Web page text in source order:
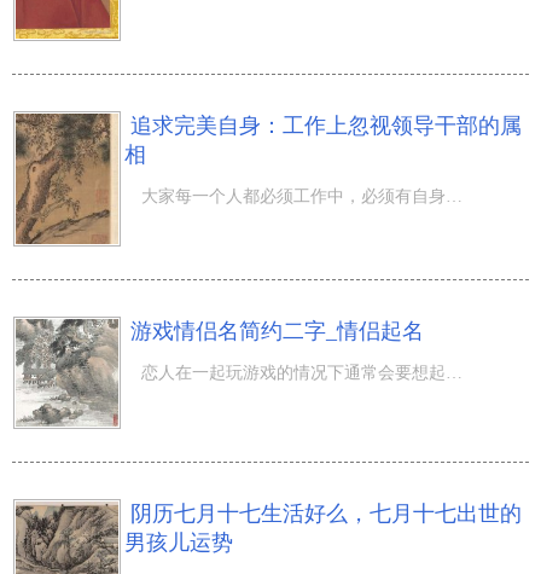
追求完美自身：工作上忽视领导干部的属
相
大家每一个人都必须工作中，必须有自身的工作，大部分人都是会有领导干部，全是打工赚钱的情况。很多人眼里
游戏情侣名简约二字_情侣起名
恋人在一起玩游戏的情况下通常会要想起一对游戏情侣名，由于那样的姓名既能让他人了解大家恋人的真实身份，
阴历七月十七生活好么，七月十七出世的
男孩儿运势